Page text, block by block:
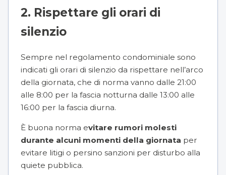
2. Rispettare gli orari di
silenzio
Sempre nel regolamento condominiale sono
indicati gli orari di silenzio da rispettare nell’arco
della giornata, che di norma vanno dalle 21:00
alle 8:00 per la fascia notturna dalle 13:00 alle
16:00 per la fascia diurna.
È buona norma evitare rumori molesti
durante alcuni momenti della giornata per
evitare litigi o persino sanzioni per disturbo alla
quiete pubblica.